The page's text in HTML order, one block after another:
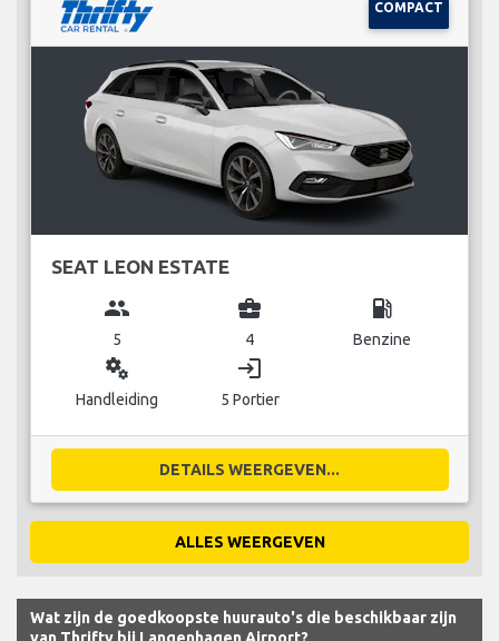
COMPACT
SEAT LEON ESTATE
group
5
business_center
4
local_gas_station
Benzine
miscellaneous_services
Handleiding
login
5 Portier
DETAILS WEERGEVEN...
ALLES WEERGEVEN
Wat zijn de goedkoopste huurauto's die beschikbaar zijn
van Thrifty bij Langenhagen Airport?